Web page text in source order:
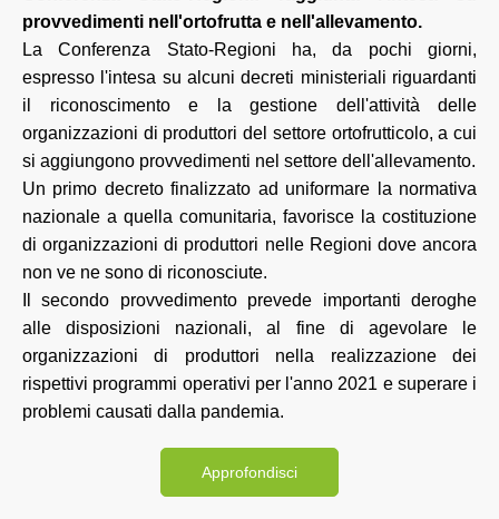
provvedimenti nell'ortofrutta e nell'allevamento.
La Conferenza Stato-Regioni ha, da pochi giorni,
espresso l'intesa su alcuni decreti ministeriali riguardanti
il riconoscimento e la gestione dell'attività delle
organizzazioni di produttori del settore ortofrutticolo, a cui
si aggiungono provvedimenti nel settore dell'allevamento.
Un primo decreto finalizzato ad uniformare la normativa
nazionale a quella comunitaria, favorisce la costituzione
di organizzazioni di produttori nelle Regioni dove ancora
non ve ne sono di riconosciute.
Il secondo provvedimento prevede importanti deroghe
alle disposizioni nazionali, al fine di agevolare le
organizzazioni di produttori nella realizzazione dei
rispettivi programmi operativi per l'anno 2021 e superare i
problemi causati dalla pandemia.
Approfondisci